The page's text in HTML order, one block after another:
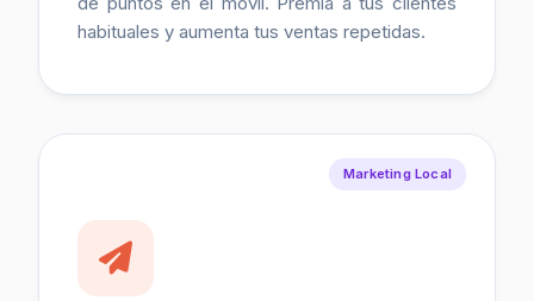
habituales y aumenta tus ventas repetidas.
Marketing Local